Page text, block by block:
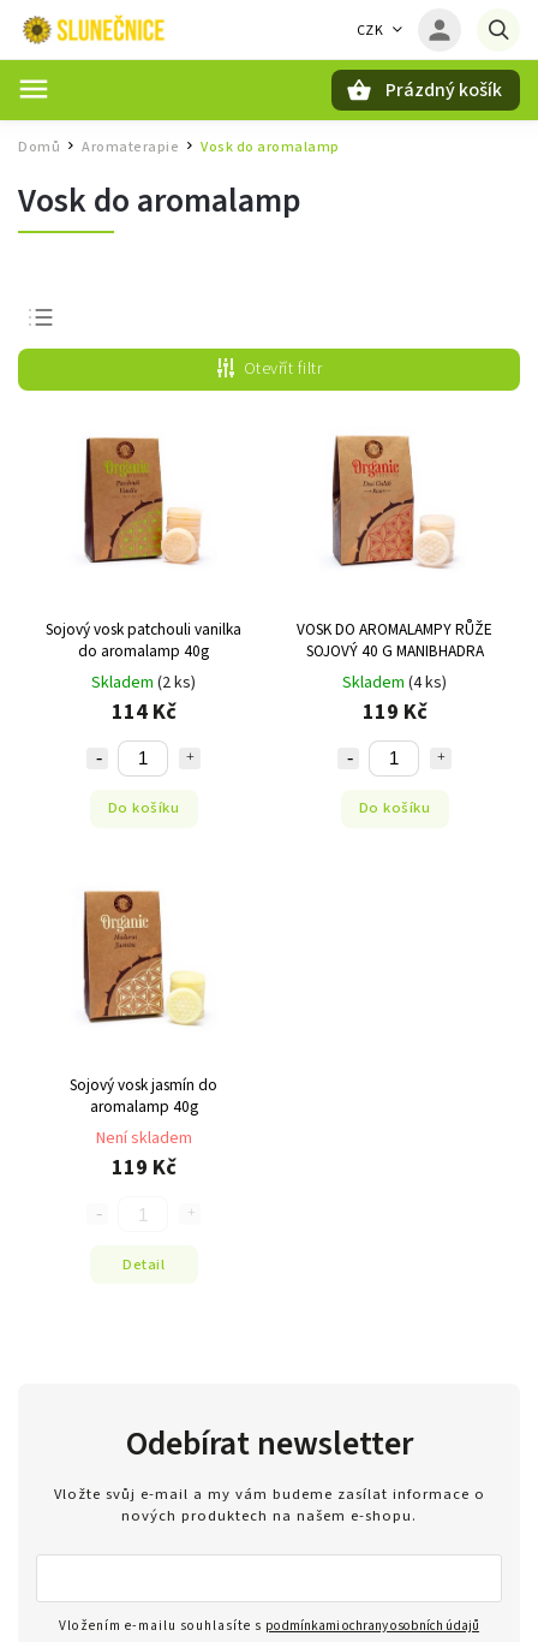
CZK
Prázdný košík
Domů / Aromaterapie / Vosk do aromalamp
Vosk do aromalamp
Nejprodávanější
Nejlevnější
Nejdražší
Abecedně
Otevřít filtr
Sojový vosk patchouli vanilka
do aromalamp 40g
Skladem (2 ks)
114 Kč
Do košíku
VOSK DO AROMALAMPY RŮŽE
SOJOVÝ 40 G MANIBHADRA
Skladem (4 ks)
119 Kč
Do košíku
Sojový vosk jasmín do
aromalamp 40g
Není skladem
119 Kč
Detail
Odebírat newsletter
Vložte svůj e-mail a my vám budeme zasílat informace o
nových produktech na našem e-shopu.
Vložením e-mailu souhlasíte s podmínkami ochrany osobních údajů